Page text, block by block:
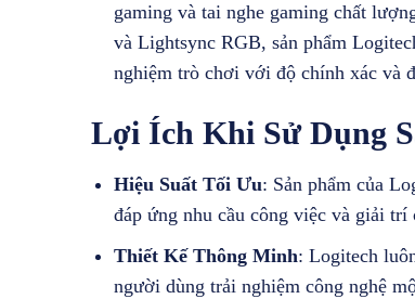
gaming và tai nghe gaming chất
và Lightsync RGB, sản phẩm
nghiệm trò chơi với độ chính xác và
Lợi Ích Khi Sử Dụng
Hiệu Suất Tối Ưu: Sản phẩm của
đáp ứng nhu cầu công việc và giải trí
Thiết Kế Thông Minh: Logitech
người dùng trải nghiệm công nghệ